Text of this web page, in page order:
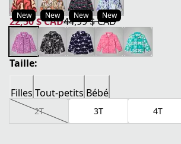
New New New New
22,50 $ CAD
prix actuel 22,50 $ CAD
44,99 $ CAD
prix original 44,99 $ CAD
Taille:
Filles Tout-petits Bébé
2T 3T 4T